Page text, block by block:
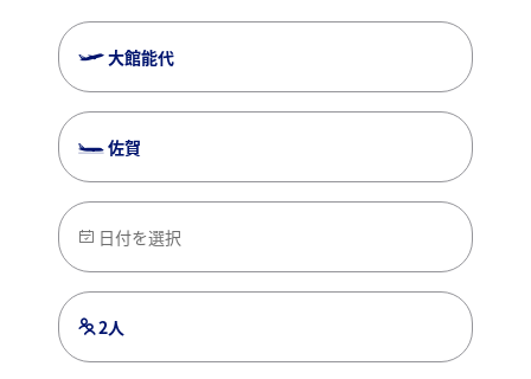
はぁ～、山口宇部・岩国から、まんずねま
ってけ
2025/9/1～2026/2/27
本キャンペーンは
2025/9/1～2026/2/27
出発対象期間
2025/11/1～2026/2/28
対象路線
大館能代発佐賀
対象宿泊地
佐賀県、福岡県
利用人数
3名様
本キャンペーンは
2025/9/1～2026/2/27
出発対象期間
2025/11/1～2026/2/28
対象路線
大館能代発山口宇部・岩国
対象宿泊地
山口県、広島県
利用人数
3名様
本キャンペーンは
大館能代
佐賀
日付を選択
2人